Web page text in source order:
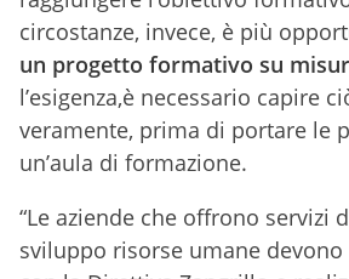
circostanze, invece, è più
un progetto formativo su
l’esigenza,è necessario capire
veramente, prima di portare le
un’aula di formazione.
“Le aziende che offrono servizi
sviluppo risorse umane devono